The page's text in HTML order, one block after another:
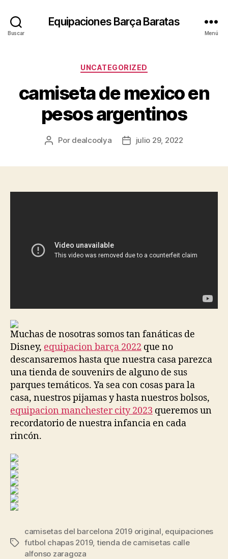
Buscar
Equipaciones Barça Baratas
Menú
Categorías
UNCATEGORIZED
camiseta de mexico en
pesos argentinos
Autor
Por dealcoolya
Fechajulio 29, 2022
Muchas de nosotras somos tan fanáticas de
Disney, equipacion barça 2022 que no
descansaremos hasta que nuestra casa parezca
una tienda de souvenirs de alguno de sus
parques temáticos. Ya sea con cosas para la
casa, nuestros pijamas y hasta nuestros bolsos,
equipacion manchester city 2023 queremos un
recordatorio de nuestra infancia en cada
rincón.
Etiquetas
camisetas del barcelona 2019 original, equipaciones
futbol chapas 2019, tienda de camisetas calle
alfonso zaragoza